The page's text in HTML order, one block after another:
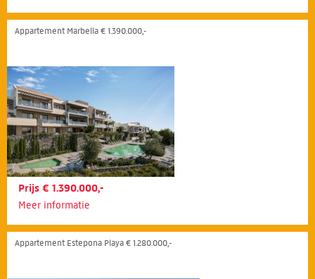
Appartement Marbella € 1.390.000,-
Prijs € 1.390.000,-
Meer informatie
Appartement Estepona Playa € 1.280.000,-